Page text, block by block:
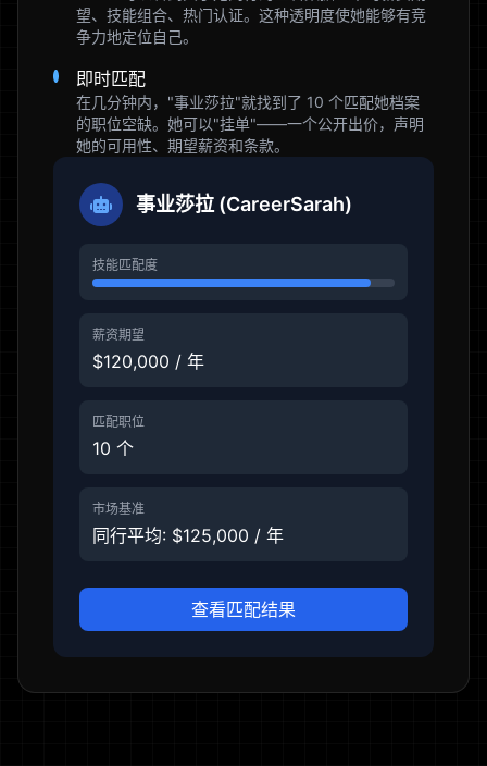
望、技能组合、热门认证。这种透明度使她能够有竞
争力地定位自己。
即时匹配
在几分钟内，"事业莎拉"就找到了 10 个匹配她档案
的职位空缺。她可以"挂单"——一个公开出价，声明
她的可用性、期望薪资和条款。
事业莎拉 (CareerSarah)
技能匹配度
薪资期望
$120,000 / 年
匹配职位
10 个
市场基准
同行平均: $125,000 / 年
查看匹配结果